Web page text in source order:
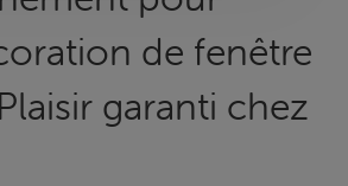
de fenêtre
garanti chez